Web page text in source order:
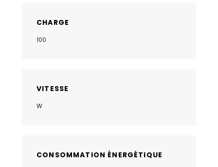
CHARGE
100
VITESSE
W
CONSOMMATION ÉNERGÉTIQUE